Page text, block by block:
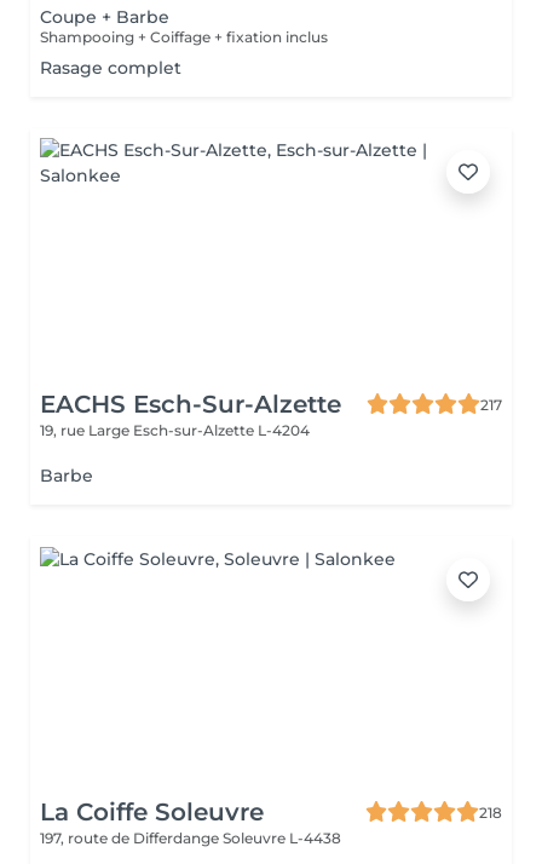
Coupe + Barbe
Shampooing + Coiffage + fixation inclus
Rasage complet
EACHS Esch-Sur-Alzette
217
19, rue Large Esch-sur-Alzette L-4204
Barbe
La Coiffe Soleuvre
218
197, route de Differdange Soleuvre L-4438